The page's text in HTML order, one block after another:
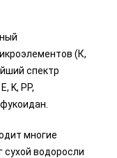
(К,
спектр
K, PP,
многие
сухой водоросли